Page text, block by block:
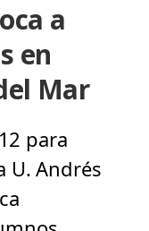
a
en
Mar
para
U. Andrés